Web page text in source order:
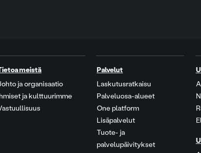
meistä
ja organisaatio
ja kulttuurimme
Palvelut
Laskutusratkaisu
Palveluosa-alueet
One platform
Lisäpalvelut
Tuote- ja
palvelupäivitykset